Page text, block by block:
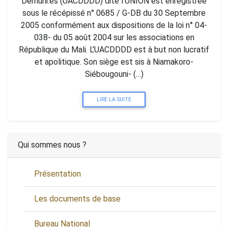
sous le récépissé n° 0685 / G-DB du 30 Septembre
2005 conformément aux dispositions de la loi n° 04-
038- du 05 août 2004 sur les associations en
République du Mali. L’UACDDDD est à but non lucratif
et apolitique. Son siège est sis à Niamakoro-
Siébougouni- (…)
LIRE LA SUITE
Qui sommes nous ?
Présentation
Les documents de base
Bureau National